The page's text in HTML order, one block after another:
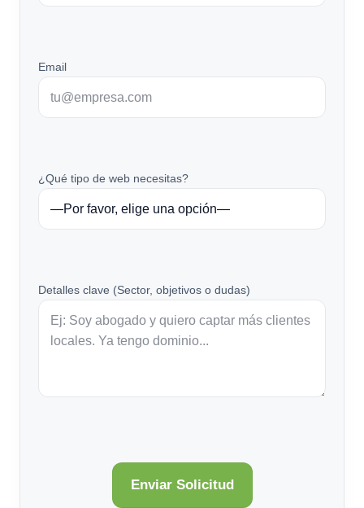
Email
¿Qué tipo de web necesitas?
Detalles clave (Sector, objetivos o dudas)